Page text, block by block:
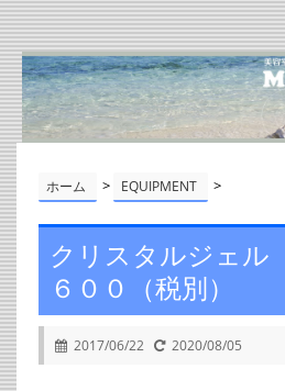
ホーム > EQUIPMENT >
クリスタルジェル
６００（税別）
2017/06/22 2020/08/05